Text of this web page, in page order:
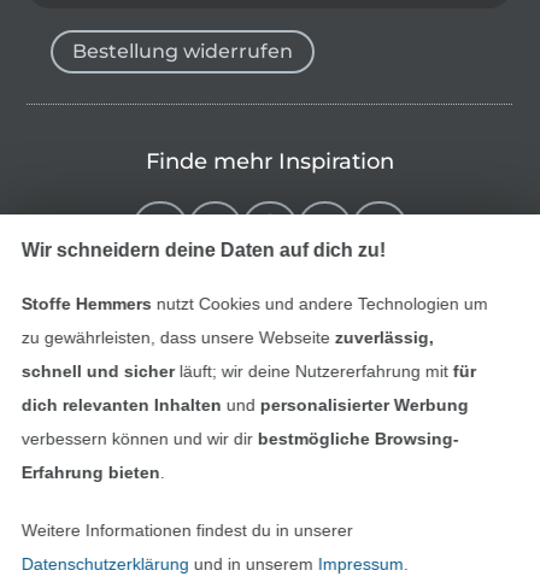
Alle Preise inkl. der gesetzl. MwSt.
Bestellung widerrufen
Finde mehr Inspiration
Wir schneidern deine Daten auf dich zu!
Stoffe Hemmers nutzt Cookies und andere Technologien um
zu gewährleisten, dass unsere Webseite zuverlässig,
schnell und sicherläuft; wir deine Nutzererfahrung mitfür
dich relevanten Inhalten und personalisierter Werbung
verbessern können und wir dir bestmögliche Browsing-
Erfahrung bieten
Weitere Informationen findest du in unserer
Datenschutzerklärung und in unserem Impressum